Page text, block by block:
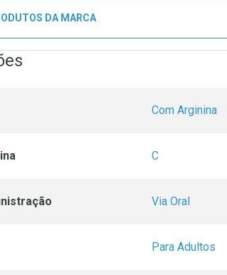
DA MARCA
Com Arginina
C
Via Oral
Para Adultos